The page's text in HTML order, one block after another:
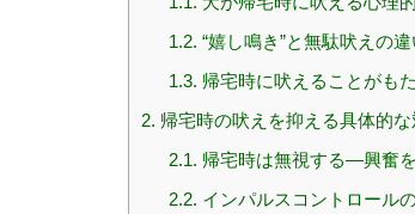
1.2. “嬉し鳴き”と無駄吠えの違
1.3. 帰宅時に吠えることがも
2. 帰宅時の吠えを抑える具体的
2.1. 帰宅時は無視する—興奮
2.2. インパルスコントロール